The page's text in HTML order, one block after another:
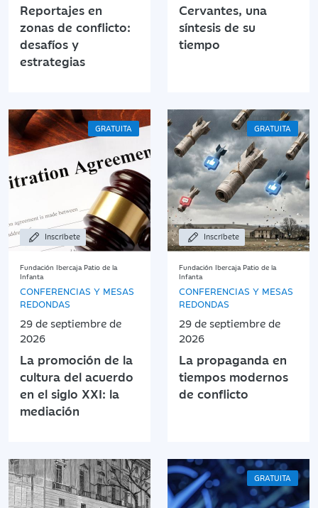
Reportajes en
zonas de conflicto:
desafíos y
estrategias
Cervantes, una
síntesis de su
tiempo
GRATUITA
Inscríbete
Fundación Ibercaja Patio de la
Infanta
CONFERENCIAS Y MESAS
REDONDAS
29 de septiembre de
2026
La promoción de la
cultura del acuerdo
en el siglo XXI: la
mediación
GRATUITA
Inscríbete
Fundación Ibercaja Patio de la
Infanta
CONFERENCIAS Y MESAS
REDONDAS
29 de septiembre de
2026
La propaganda en
tiempos modernos
de conflicto
GRATUITA